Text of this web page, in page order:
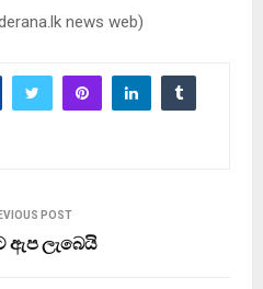
news web)
POST
ඇප ලැබෙයි